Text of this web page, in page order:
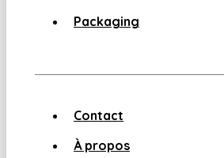
Packaging
Contact
À propos